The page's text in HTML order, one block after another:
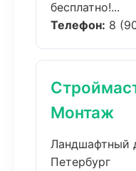
бесплатно!...
Телефон: 8
Монтаж
Ландшафтный
Петербург